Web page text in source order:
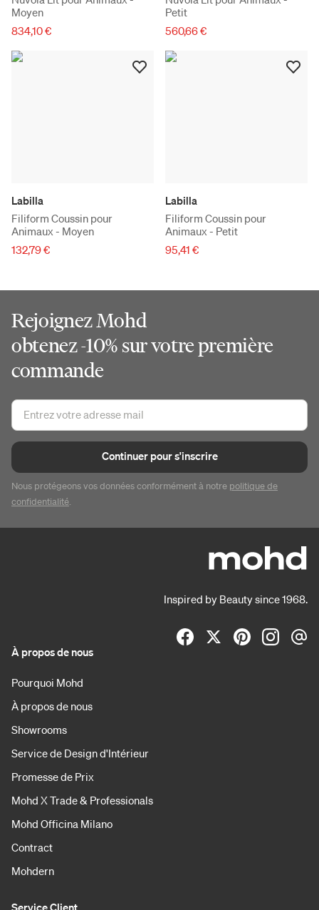
Moyen
834,10 €
Petit
560,66 €
Labilla
Filiform Coussin pour
Animaux - Moyen
132,79 €
Labilla
Filiform Coussin pour
Animaux - Petit
95,41 €
Rejoignez Mohd
obtenez -10% sur votre première
commande
Continuer pour s'inscrire
Nous protégeons vos données conformément à notre politique de
confidentialité.
Inspired by Beauty since 1968.
À propos de nous
Pourquoi Mohd
À propos de nous
Showrooms
Service de Design d'Intérieur
Promesse de Prix
Mohd X Trade & Professionals
Mohd Officina Milano
Contract
Mohdern